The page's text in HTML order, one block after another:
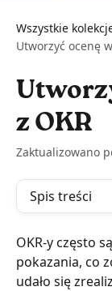
Wszystkie
Utworzyć ocenę
z OKR
Zaktualizowano
Spis treści
OKR-y często
pokazania, co
udało się